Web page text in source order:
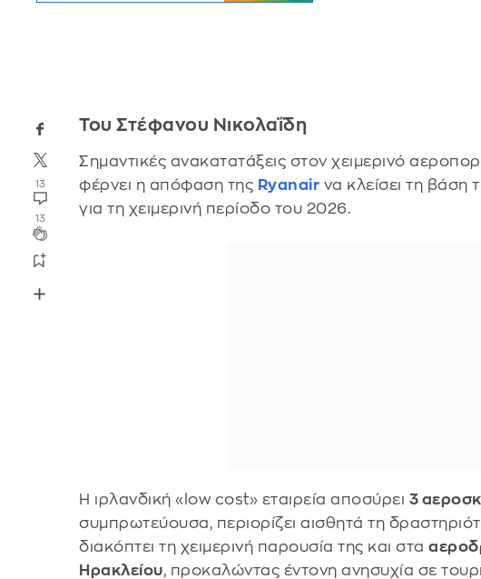
13
13
Του Στέφανου Νικολαΐδη
Σημαντικές ανακατατάξεις στον χειμερινό
φέρνει η απόφαση της Ryanair να κλείσει τη βάση
για τη χειμερινή περίοδο του 2026.
Η ιρλανδική «low cost» εταιρεία αποσύρει 3
συμπρωτεύουσα, περιορίζει αισθητά τη
διακόπτει τη χειμερινή παρουσία της και στα
Ηρακλείου, προκαλώντας έντονη ανησυχία σε